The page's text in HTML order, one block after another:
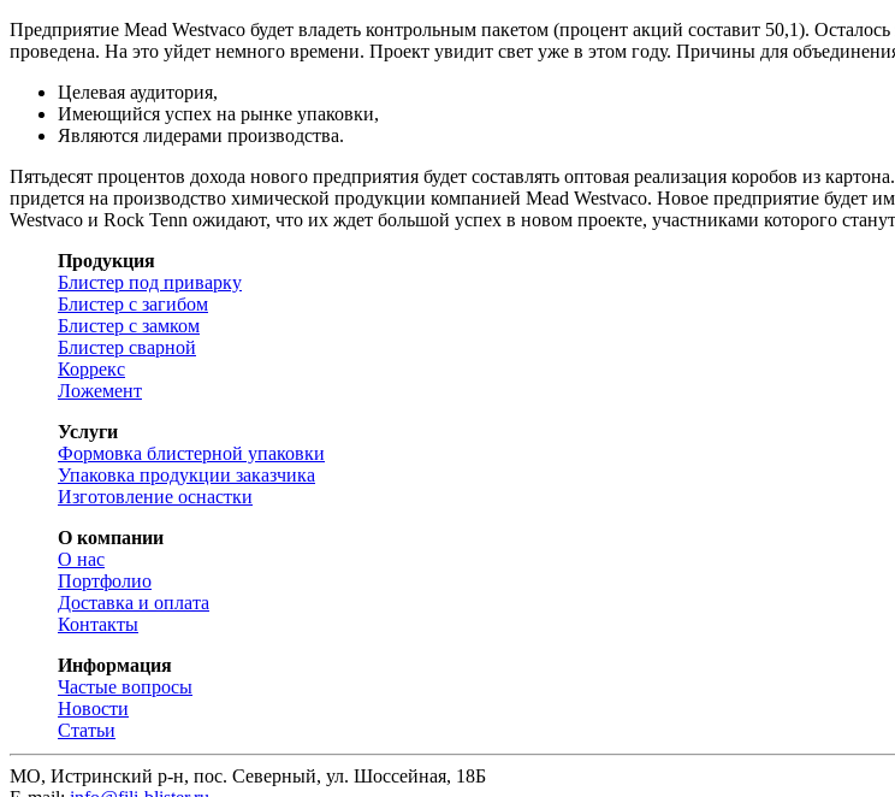
Предприятие Mead Westvaco будет владеть контрольным пакетом (процент акций составит 50,1).
проведена. На это уйдет немного времени. Проект увидит свет уже в этом году. Причины для
Целевая аудитория,
Имеющийся успех на рынке упаковки,
Являются лидерами производства.
Пятьдесят процентов дохода нового предприятия будет составлять оптовая реализация коробов из
придется на производство химической продукции компанией Mead Westvaco. Новое предприятие будет
Westvaco и Rock Tenn ожидают, что их ждет большой успех в новом проекте, участниками которого
Продукция
Блистер под приварку
Блистер с загибом
Блистер с замком
Блистер сварной
Коррекс
Ложемент
Услуги
Формовка блистерной упаковки
Упаковка продукции заказчика
Изготовление оснастки
О компании
О нас
Портфолио
Доставка и оплата
Контакты
Информация
Частые вопросы
Новости
Статьи
МО, Истринский р-н, пос. Северный, ул. Шоссейная, 18Б